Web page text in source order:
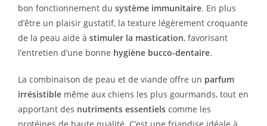
bon fonctionnement du système immunitaire. En plus
d’être un plaisir gustatif, la texture légèrement croquante
de la peau aide à stimuler la mastication, favorisant
l’entretien d’une bonne hygiène bucco-dentaire.
La combinaison de peau et de viande offre un parfum
irrésistible même aux chiens les plus gourmands, tout en
apportant des nutriments essentiels comme les